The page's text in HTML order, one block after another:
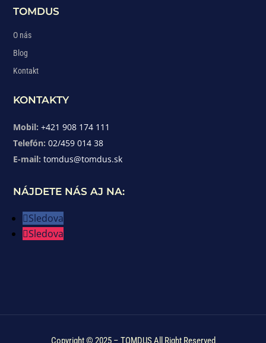
TOMDUS
O nás
Blog
Kontakt
KONTAKTY
Mobil: +421 908 174 111
Telefón: 02/459 014 38
E-mail: tomdus@tomdus.sk
NÁJDETE NÁS AJ NA:
Sledova
Sledova
Copyright © 2025 – TOMDUS All Right Reserved